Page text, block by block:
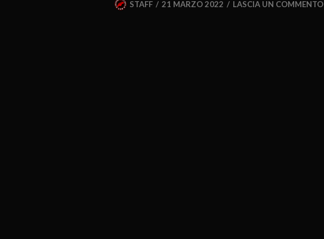
STAFF 21 MARZO 2022 LASCIA UN COMMENTO